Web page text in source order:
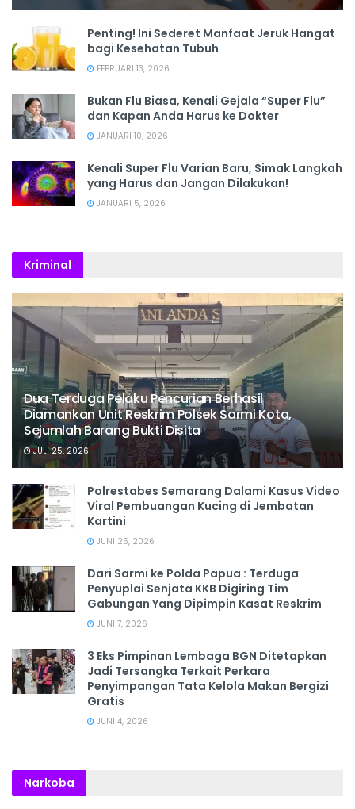
Penting! Ini Sederet Manfaat Jeruk Hangat
bagi Kesehatan Tubuh
FEBRUARI 13, 2026
Bukan Flu Biasa, Kenali Gejala “Super Flu”
dan Kapan Anda Harus ke Dokter
JANUARI 10, 2026
Kenali Super Flu Varian Baru, Simak Langkah
yang Harus dan Jangan Dilakukan!
JANUARI 5, 2026
Kriminal
Dua Terduga Pelaku Pencurian Berhasil
Diamankan Unit Reskrim Polsek Sarmi Kota,
Sejumlah Barang Bukti Disita
JULI 25, 2026
Polrestabes Semarang Dalami Kasus Video
Viral Pembuangan Kucing di Jembatan
Kartini
JUNI 25, 2026
Dari Sarmi ke Polda Papua : Terduga
Penyuplai Senjata KKB Digiring Tim
Gabungan Yang Dipimpin Kasat Reskrim
JUNI 7, 2026
3 Eks Pimpinan Lembaga BGN Ditetapkan
Jadi Tersangka Terkait Perkara
Penyimpangan Tata Kelola Makan Bergizi
Gratis
JUNI 4, 2026
Narkoba